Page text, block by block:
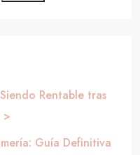
Rentable tras
>
Guía Definitiva